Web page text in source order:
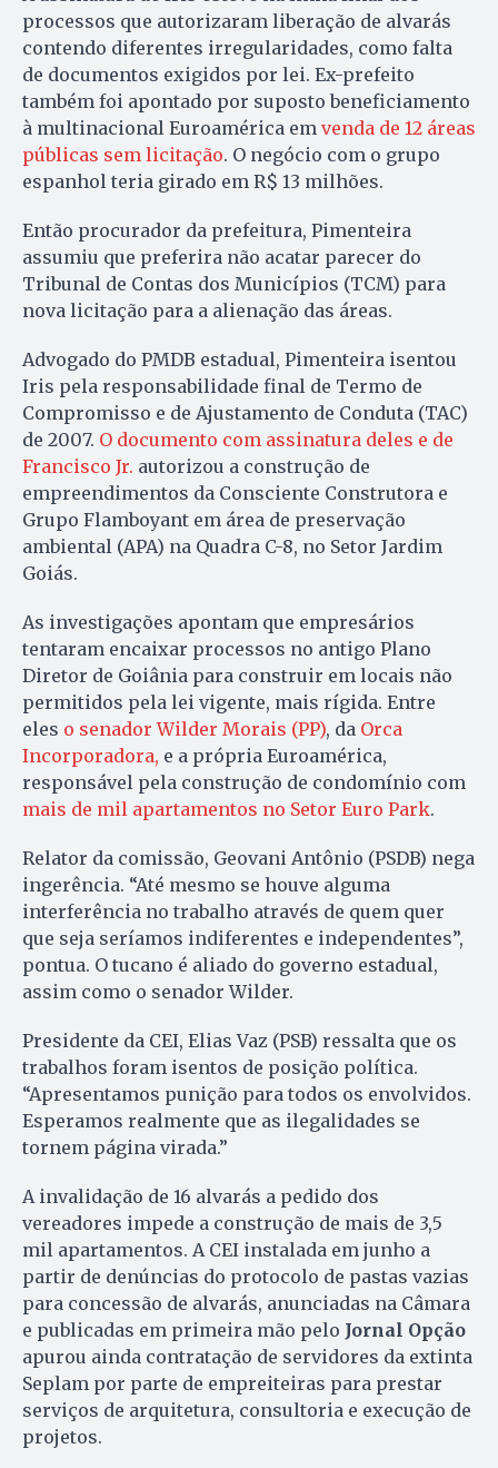
processos que autorizaram liberação de alvarás
contendo diferentes irregularidades, como falta
de documentos exigidos por lei. Ex-prefeito
também foi apontado por suposto beneficiamento
à multinacional Euroamérica em venda de 12 áreas
públicas sem licitação. O negócio com o grupo
espanhol teria girado em R$ 13 milhões.
Então procurador da prefeitura, Pimenteira
assumiu que preferira não acatar parecer do
Tribunal de Contas dos Municípios (TCM) para
nova licitação para a alienação das áreas.
Advogado do PMDB estadual, Pimenteira isentou
Iris pela responsabilidade final de Termo de
Compromisso e de Ajustamento de Conduta (TAC)
de 2007. O documento com assinatura deles e de
Francisco Jr. autorizou a construção de
empreendimentos da Consciente Construtora e
Grupo Flamboyant em área de preservação
ambiental (APA) na Quadra C-8, no Setor Jardim
Goiás.
As investigações apontam que empresários
tentaram encaixar processos no antigo Plano
Diretor de Goiânia para construir em locais não
permitidos pela lei vigente, mais rígida. Entre
eles o senador Wilder Morais (PP), da Orca
Incorporadora, e a própria Euroamérica,
responsável pela construção de condomínio com
mais de mil apartamentos no Setor Euro Park.
Relator da comissão, Geovani Antônio (PSDB) nega
ingerência. “Até mesmo se houve alguma
interferência no trabalho através de quem quer
que seja seríamos indiferentes e independentes”,
pontua. O tucano é aliado do governo estadual,
assim como o senador Wilder.
Presidente da CEI, Elias Vaz (PSB) ressalta que os
trabalhos foram isentos de posição política.
“Apresentamos punição para todos os envolvidos.
Esperamos realmente que as ilegalidades se
tornem página virada.”
A invalidação de 16 alvarás a pedido dos
vereadores impede a construção de mais de 3,5
mil apartamentos. A CEI instalada em junho a
partir de denúncias do protocolo de pastas vazias
para concessão de alvarás, anunciadas na Câmara
e publicadas em primeira mão pelo Jornal Opção
apurou ainda contratação de servidores da extinta
Seplam por parte de empreiteiras para prestar
serviços de arquitetura, consultoria e execução de
projetos.